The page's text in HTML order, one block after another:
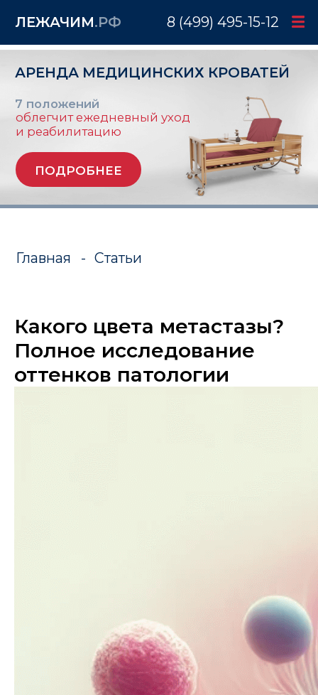
ЛЕЖАЧИМ.РФ 8 (499) 495-15-12
АРЕНДА МЕДИЦИНСКИХ КРОВАТЕЙ
ПОДРОБНЕЕ
7 положений
Главная - Статьи
Какого цвета метастазы?
Полное исследование
оттенков патологии